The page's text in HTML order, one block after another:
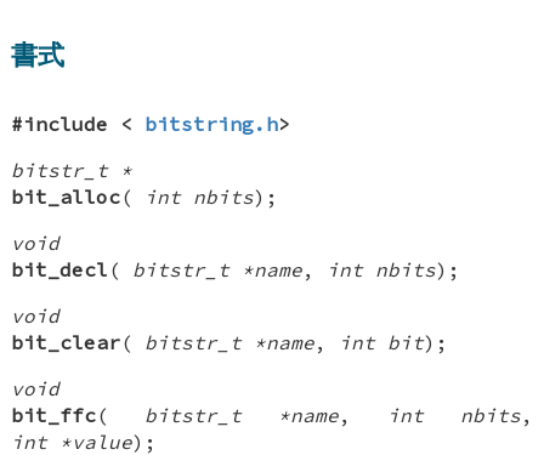
書式
#include < bitstring.h>
bitstr_t *
bit_alloc( int nbits);
void
bit_decl ( bitstr_t *name, int nbits);
void
bit_clear( bitstr_t *name, int bit);
void
bit_ffc( bitstr_t *name, int nbits,
int *value);